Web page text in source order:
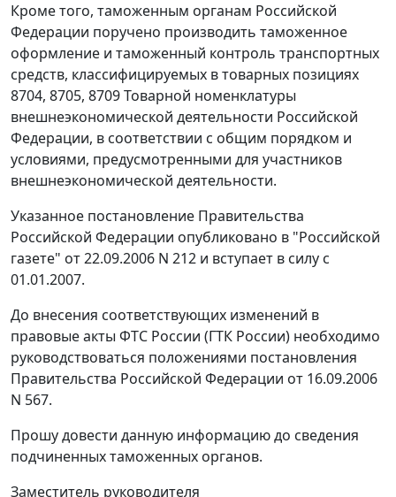
Кроме того, таможенным органам Российской
Федерации поручено производить таможенное
оформление и таможенный контроль транспортных
средств, классифицируемых в товарных позициях
8704, 8705, 8709 Товарной номенклатуры
внешнеэкономической деятельности Российской
Федерации, в соответствии с общим порядком и
условиями, предусмотренными для участников
внешнеэкономической деятельности.
Указанное постановление Правительства
Российской Федерации опубликовано в "Российской
газете" от 22.09.2006 N 212 и вступает в силу с
01.01.2007.
До внесения соответствующих изменений в
правовые акты ФТС России (ГТК России) необходимо
руководствоваться положениями постановления
Правительства Российской Федерации от 16.09.2006
N 567.
Прошу довести данную информацию до сведения
подчиненных таможенных органов.
Заместитель руководителя